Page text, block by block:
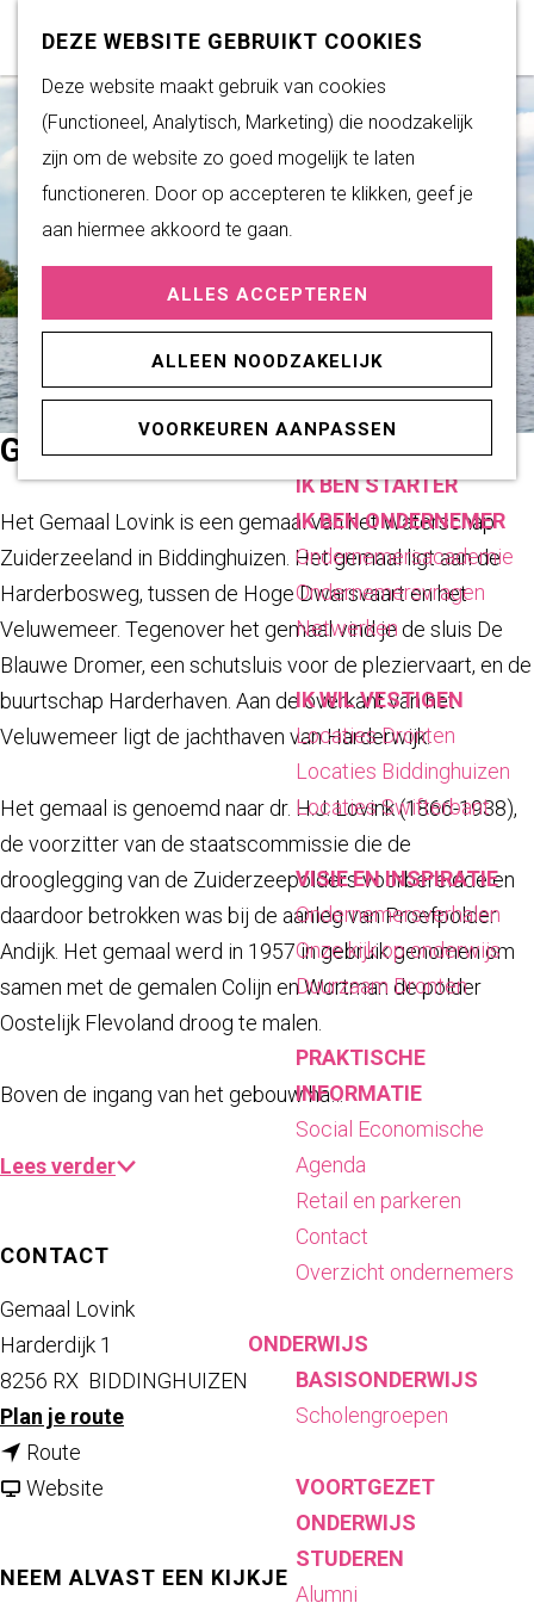
DEZE WEBSITE GEBRUIKT COOKIES
Deze website maakt gebruik van cookies
(Functioneel, Analytisch, Marketing) die noodzakelijk
zijn om de website zo goed mogelijk te laten
functioneren. Door op accepteren te klikken, geef je
aan hiermee akkoord te gaan.
ALLES ACCEPTEREN
ALLEEN NOODZAKELIJK
VOORKEUREN AANPASSEN
G
n
a
r
d
e
h
o
m
e
p
a
g
e
K
Z
e
k
M
e
DUURZAAM WONEN
Duurzame initiatieven
Fairtrade Gemeente
Het Energieloket
PRAKTISCHE
INFORMATIE
Verenigingen
ONDERNEMEN
IK BEN STARTER
IK BEN ONDERNEMER
Ondernemersacademie
Ondernemersvragen
Netwerken
IK WIL VESTIGEN
Locaties Dronten
Locaties Biddinghuizen
Locaties Swifterbant
VISIE EN INSPIRATIE
Ondernemersverhalen
Onze kijk op onderwijs
Duurzaam Dronten
PRAKTISCHE
INFORMATIE
Social Economische
Agenda
Retail en parkeren
Contact
Overzicht ondernemers
ONDERWIJS
BASISONDERWIJS
Scholengroepen
VOORTGEZET
ONDERWIJS
STUDEREN
Alumni
GEMAAL LOVINK
Het Gemaal Lovink is een gemaal van het Waterschap
Zuiderzeeland in Biddinghuizen. Het gemaal ligt aan de
Harderbosweg, tussen de Hoge Dwarsvaart en het
Veluwemeer. Tegenover het gemaal vind je de sluis De
Blauwe Dromer, een schutsluis voor de pleziervaart, en de
buurtschap Harderhaven. Aan de overkant van het
Veluwemeer ligt de jachthaven van Harderwijk.
Het gemaal is genoemd naar dr. H.J. Lovink (1866-1938),
de voorzitter van de staatscommissie die de
drooglegging van de Zuiderzeepolders voorbereidde en
daardoor betrokken was bij de aanleg van Proefpolder
Andijk. Het gemaal werd in 1957 in gebruik genomen om
samen met de gemalen Colijn en Wortman de polder
Oostelijk Flevoland droog te malen.
Boven de ingang van het gebouw ha…
Lees verder
CONTACT
Gemaal Lovink
Harderdijk 1
8256 RX BIDDINGHUIZEN
Plan je routen
Route
a
Website
NEEM ALVAST EEN KIJKJE